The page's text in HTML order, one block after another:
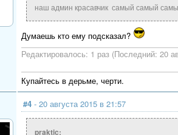
наш админ красавчик самый самый
Думаешь кто ему подсказал?
Редактировалось: 1 раз (Последний: 20
Купайтесь в дерьме, черти.
#4 - 20 августа 2015 в 21:57
praktic: